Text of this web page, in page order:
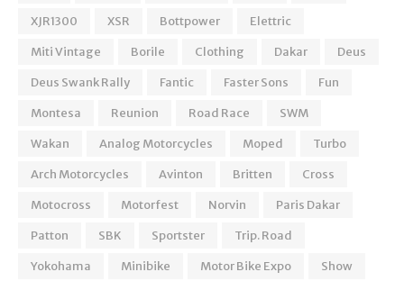
XJR1300
XSR Bottpower
Elettric
Miti Vintage
Borile Clothing Dakar
Deus
Deus Swank Rally
Fantic Faster Sons
Fun
Montesa
Reunion Road Race
SWM
Wakan
Analog Motorcycles Moped
Turbo
Arch Motorcycles
Avinton Britten
Cross
Motocross
Motorfest Norvin
Paris Dakar
Patton
SBK Sportster
Trip. Road
Yokohama
Minibike Motor Bike Expo
Show